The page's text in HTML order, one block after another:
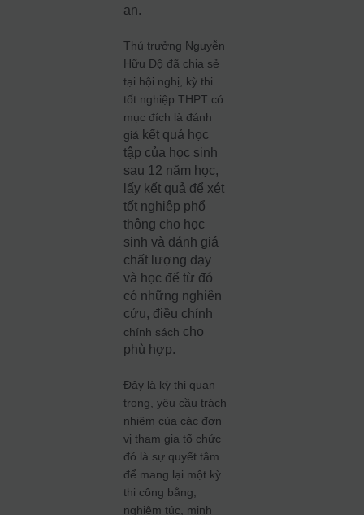
an.
Thú trưởng Nguyễn
Hữu Độ đã chia sẻ
tại hội nghị, kỳ thi
tốt nghiệp THPT có
mục đích là đánh
giá kết quả học
tập của học sinh
sau 12 năm học,
lấy kết quả để xét
tốt nghiệp phổ
thông cho học
sinh và đánh giá
chất lượng dạy
và học để từ đó
có những nghiên
cứu, điều chỉnh
chính sách cho
phù hợp.
Đây là kỳ thi quan
trọng, yêu cầu trách
nhiệm của các đơn
vị tham gia tổ chức
đó là sự quyết tâm
để mang lại một kỳ
thi công bằng,
nghiêm túc, minh